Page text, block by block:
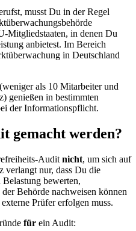
musst Du in der Regel
Mitgliedstaaten, in denen Du
anbietest. Im Bereich
in Deutschland
als 10 Mitarbeiter und
genießen in bestimmten
der Informationspflicht.
gemacht werden?
Audit nicht, um sich auf
verlangt nur, dass Du die
bewerten,
Behörde nachweisen können
Prüfer erfolgen muss.
für ein Audit: